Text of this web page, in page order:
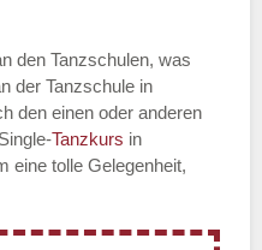
den Tanzschulen, was
der Tanzschule in
den einen oder anderen
Tanzkurs in
eine tolle Gelegenheit,